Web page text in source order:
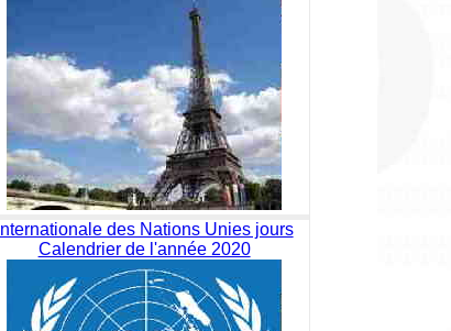
Internationale des Nations Unies jours
Calendrier de l'année 2020